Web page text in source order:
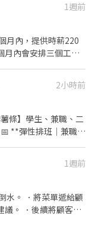
時薪$220 ➌打烊
，時薪最高可調整至
者優先，歡迎學生及
1週前
內會安排三個工作
晚
班制度。 1. 後
備料。 器具的清潔與
2小時前
條】學生、兼職、二
**彈性排班｜兼職首
具整理 ✨ 內、外場
🔥 尖峰時段：**
00:00 後另享 **每
1週前
水。 ．將菜單遞給顧
議。 ．後續將顧客點